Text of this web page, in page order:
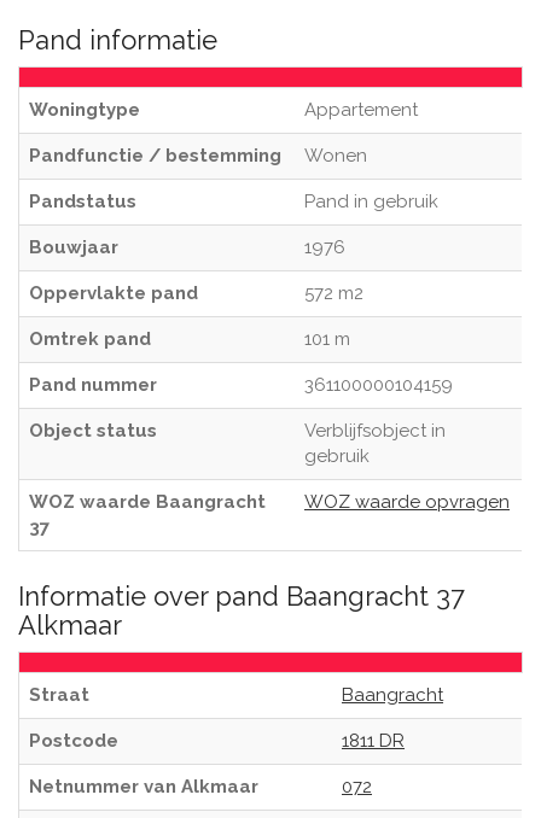
Pand informatie
Woningtype Appartement
Pandfunctie / bestemming Wonen
Pandstatus Pand in gebruik
Bouwjaar 1976
Oppervlakte pand 572 m2
Omtrek pand 101 m
Pand nummer 361100000104159
Object status
Verblijfsobject in
gebruik
WOZ waarde Baangracht
37
WOZ waarde opvragen
Informatie over pand Baangracht 37
Alkmaar
Straat Baangracht
Postcode 1811 DR
Netnummer van Alkmaar 072